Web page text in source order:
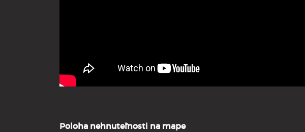
Poloha nehnuteľnosti na mape